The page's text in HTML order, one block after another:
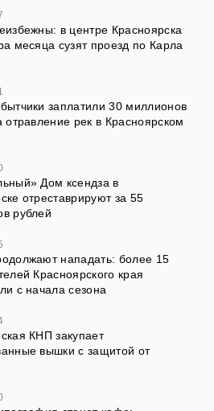
в центре Красноярска
месяца сузят проезд по Карла
заплатили 30 миллионов
отравление рек в Красноярском
Дом ксендза в
отреставрируют за 55
рублей
нападать: более 15
Красноярского края
с начала сезона
КНП закупает
вышки с защитой от